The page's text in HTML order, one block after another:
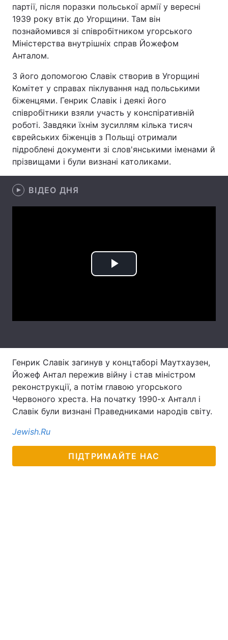
Головна Війна
Політика
Економіка Світ
Спорт Наука
Техно і зв'язок Лайт
Зброя
Здоров'я Туризм
Регіони
Контакти
Послуги
партії, після поразки польської армії у вересні
1939 року втік до Угорщини. Там він
познайомився зі співробітником угорського
Міністерства внутрішніх справ Йожефом
Анталом.
З його допомогою Славік створив в Угорщині
Комітет у справах піклування над польськими
біженцями. Генрик Славік і деякі його
співробітники взяли участь у конспіративній
роботі. Завдяки їхнім зусиллям кілька тисяч
єврейських біженців з Польщі отримали
підроблені документи зі слов'янськими іменами й
прізвищами і були визнані католиками.
ВІДЕО ДНЯ
Play
Генрик Славік загинув у концтаборі Маутхаузен,
Йожеф Антал пережив війну і став міністром
реконструкції, а потім главою угорського
Червоного хреста. На початку 1990-х Анталл і
Славік були визнані Праведниками народів світу.
Jewish.Ru
ПІДТРИМАЙТЕ НАС